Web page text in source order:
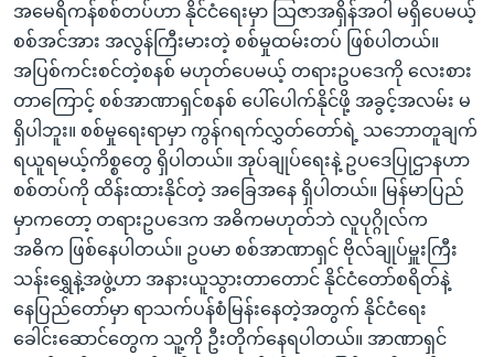
အမေရိကန်စစ်တပ်ဟာ နိုင်ငံရေးမှာ သြဇာအရှိန်အဝါ မရှိပေမယ့်
စစ်အင်အား အလွန်ကြီးမားတဲ့ စစ်မှုထမ်းတပ် ဖြစ်ပါတယ်။
အပြစ်ကင်းစင်တဲ့စနစ် မဟုတ်ပေမယ့် တရားဥပဒေကို လေးစား
တာကြောင့် စစ်အာဏာရှင်စနစ် ပေါ်ပေါက်နိုင်ဖို့ အခွင့်အလမ်း မ
ရှိပါဘူး။ စစ်မှုရေးရာမှာ ကွန်ဂရက်လွှတ်တော်ရဲ့ သဘောတူချက်
ရယူရမယ့်ကိစ္စတွေ ရှိပါတယ်။ အုပ်ချုပ်ရေးနဲ့ ဥပဒေပြုဌာနဟာ
စစ်တပ်ကို ထိန်းထားနိုင်တဲ့ အခြေအနေ ရှိပါတယ်။ မြန်မာပြည်
မှာကတော့ တရားဥပဒေက အဓိကမဟုတ်ဘဲ လူပုဂ္ဂိုလ်က
အဓိက ဖြစ်နေပါတယ်။ ဥပမာ စစ်အာဏာရှင် ဗိုလ်ချုပ်မှူးကြီး
သန်းရွှေနဲ့အဖွဲ့ဟာ အနားယူသွားတာတောင် နိုင်ငံတော်စရိတ်နဲ့
နေပြည်တော်မှာ ရာသက်ပန်စံမြန်းနေတဲ့အတွက် နိုင်ငံရေး
ခေါင်းဆောင်တွေက သူ့ကို ဦးတိုက်နေရပါတယ်။ အာဏာရှင်